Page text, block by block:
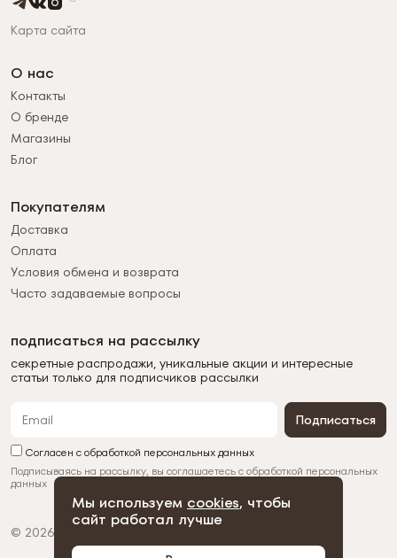
Мы используем cookies, чтобы
сайт работал лучше
Карта сайта
О нас
Контакты
О бренде
Магазины
Блог
Покупателям
Доставка
Оплата
Условия обмена и возврата
Часто задаваемые вопросы
подписаться на рассылку
секретные распродажи, уникальные акции и интересные
статьи только для подписчиков рассылки
Подписаться
Согласен с обработкой персональных данных
Подписываясь на рассылку, вы соглашаетесь собработкой персональных
данных
© 2026 Duman
Политика конфиденциальности
Пользовательское соглашение